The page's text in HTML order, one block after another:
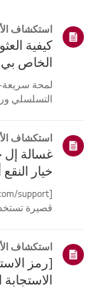
استكشاف
الخاص بي
لمحة
التسلسلي
تختلف الصور
استكشاف
غسالة إل
خيار
قصيرة
عن وظيفة
استكشاف